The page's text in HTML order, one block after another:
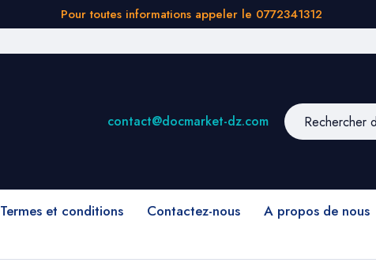
Pour toutes informations appeler le 0772341312
contact@docmarket-dz.com
Termes et conditions Contactez-nous
A propos de nous